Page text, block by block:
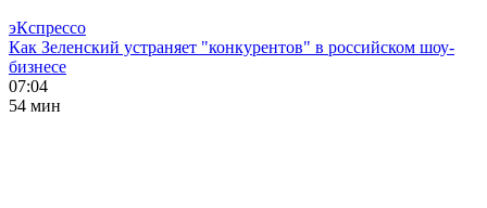
эКспрессо
Как Зеленский устраняет "конкурентов" в российском шоу-
бизнесе
07:04
54 мин